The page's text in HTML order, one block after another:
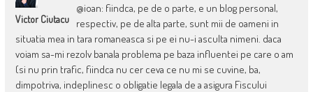
Victor Ciutacu
@ioan: fiindca, pe de o parte, e un blog personal,
respectiv, pe de alta parte, sunt mii de oameni in
situatia mea in tara romaneasca si pe ei nu-i asculta nimeni. daca
voiam sa-mi rezolv banala problema pe baza influentei pe care o am
(si nu prin trafic, fiindca nu cer ceva ce nu mi se cuvine, ba,
dimpotriva, indeplinesc o obligatie legala de a asigura Fiscului